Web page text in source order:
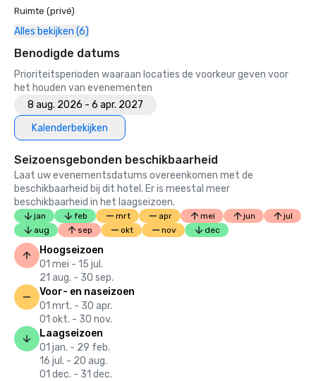
Ruimte (privé)
Alles bekijken (6)
Benodigde datums
Prioriteitsperioden waaraan locaties de voorkeur geven voor
het houden van evenementen
8 aug. 2026 - 6 apr. 2027
Kalenderbekijken
Seizoensgebonden beschikbaarheid
Laat uw evenementsdatums overeenkomen met de
beschikbaarheid bij dit hotel. Er is meestal meer
beschikbaarheid in het laagseizoen.
jan feb mrt apr mei jun
jul
aug
sep okt nov dec
Hoogseizoen
01 mei - 15 jul.
21 aug. - 30 sep.
Voor- en naseizoen
01 mrt. - 30 apr.
01 okt. - 30 nov.
Laagseizoen
01 jan. - 29 feb.
16 jul. - 20 aug.
01 dec. - 31 dec.